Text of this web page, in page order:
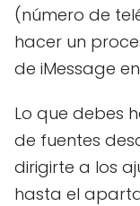
(número de
hacer un
de iMessage
Lo que debes
de fuentes
dirigirte a los
hasta el